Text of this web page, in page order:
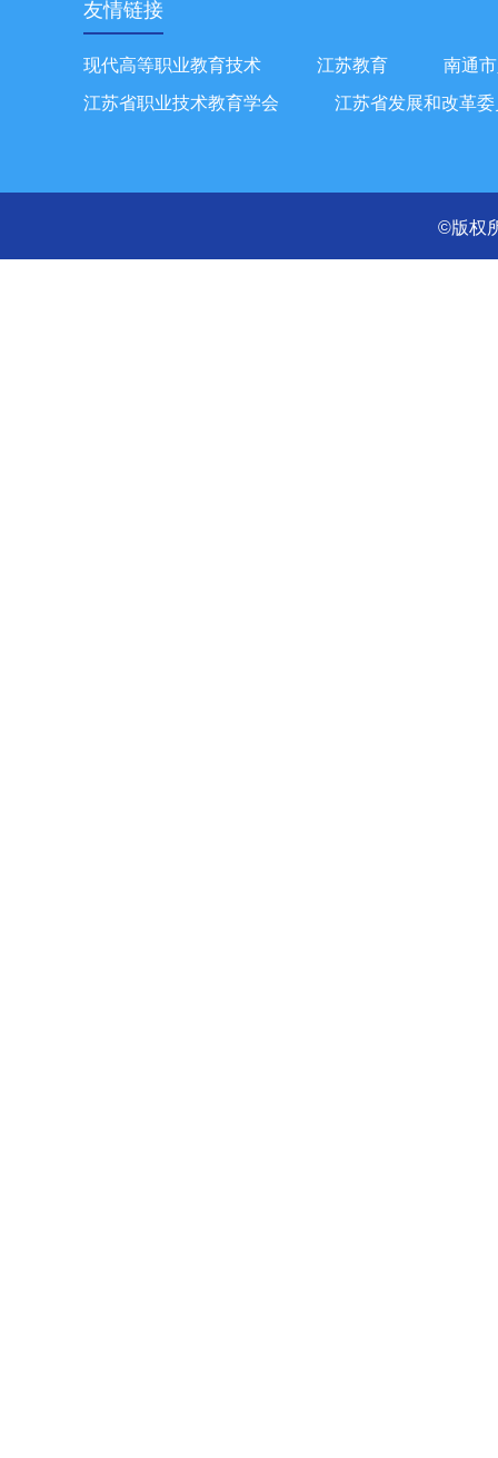
友情链接
现代高等职业教育技术 江苏教育
南通
江苏省职业技术教育学会
江苏省发展和改革
©版权